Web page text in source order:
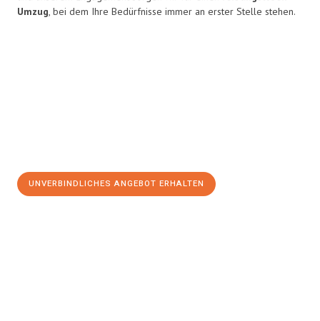
Umzug, bei dem Ihre Bedürfnisse immer an erster Stelle stehen.
UNVERBINDLICHES ANGEBOT ERHALTEN